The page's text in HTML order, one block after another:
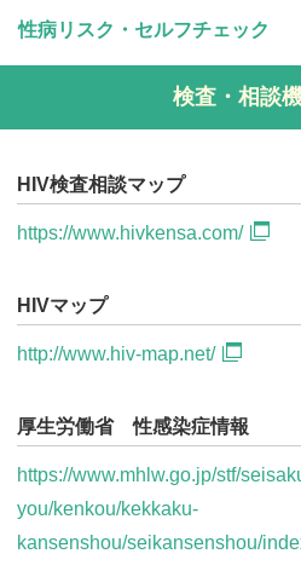
性病リスク・セルフチェック
検査・相談
HIV検査相談マップ
https://www.hivkensa.com/
HIVマップ
http://www.hiv-map.net/
厚生労働省 性感染症情報
https://www.mhlw.go.jp/stf/
you/kenkou/kekkaku-
kansenshou/seikansenshou/